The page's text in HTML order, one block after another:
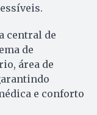
central de
de
área de
e conforto